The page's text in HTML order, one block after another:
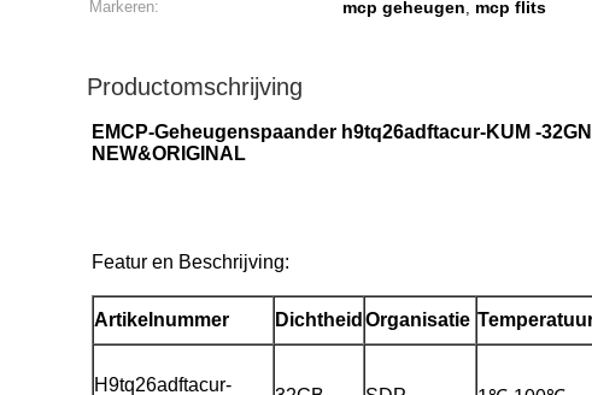
Markeren:
mcp geheugen, mcp flits
Productomschrijving
EMCP-Geheugenspaander h9tq26adftacur-KUM -
NEW&ORIGINAL
Featur en Beschrijving:
Artikelnummer Dichtheid Organisatie
H9tq26adftacur-